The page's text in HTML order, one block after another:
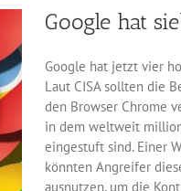
die
Website-
Google hat
Google hat jetzt vier
Laut CISA sollten die
den Browser Chrome
in dem weltweit
eingestuft sind. Einer
könnten Angreifer
ausnutzen, um die